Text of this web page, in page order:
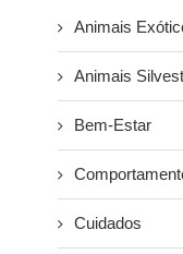
Animais
Animais
Bem-Estar
Cuidados